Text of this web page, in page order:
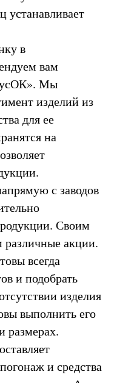
устанавливает
в
вам
Мы
изделий из
для ее
на
с заводов
Своим
различные акции.
всегда
и подобрать
изделия
выполнить его
размерах.
и средства